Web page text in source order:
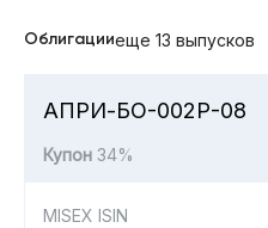
Облигацииеще 13 выпусков
АПРИ-БО-002Р-08
Купон 34%
MISEX ISIN